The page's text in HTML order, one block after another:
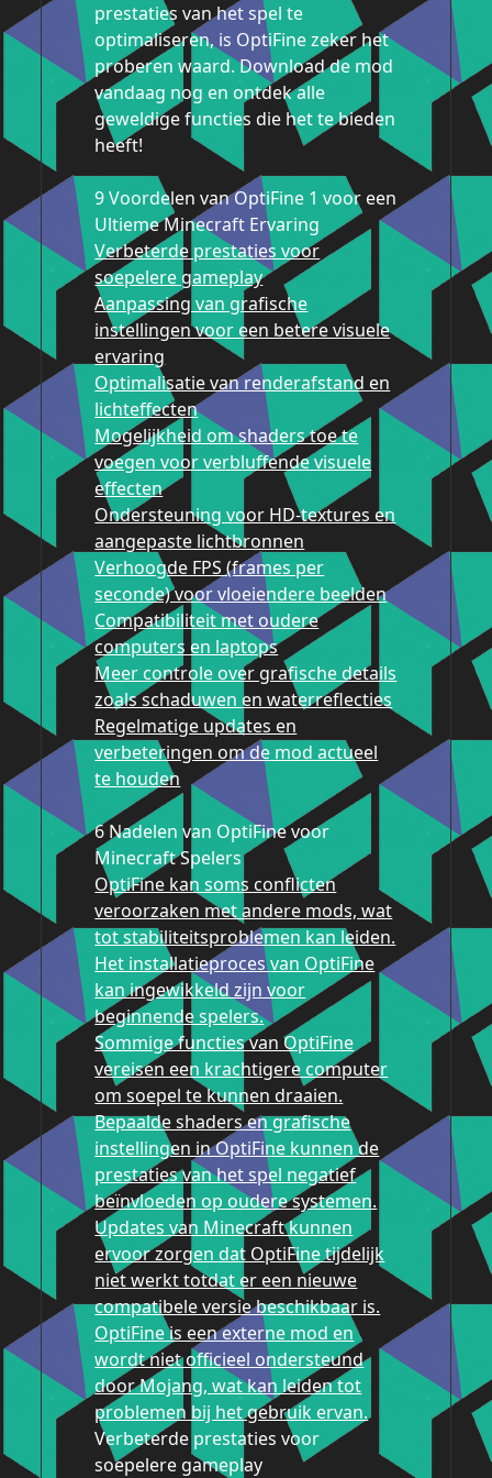
prestaties van het spel te
optimaliseren, is OptiFine zeker het
proberen waard. Download de mod
vandaag nog en ontdek alle
geweldige functies die het te bieden
heeft!
9 Voordelen van OptiFine 1 voor een
Ultieme Minecraft Ervaring
Verbeterde prestaties voor
soepelere gameplay
Aanpassing van grafische
instellingen voor een betere visuele
ervaring
Optimalisatie van renderafstand en
lichteffecten
Mogelijkheid om shaders toe te
voegen voor verbluffende visuele
effecten
Ondersteuning voor HD-textures en
aangepaste lichtbronnen
Verhoogde FPS (frames per
seconde) voor vloeiendere beelden
Compatibiliteit met oudere
computers en laptops
Meer controle over grafische details
zoals schaduwen en waterreflecties
Regelmatige updates en
verbeteringen om de mod actueel
te houden
6 Nadelen van OptiFine voor
Minecraft Spelers
OptiFine kan soms conflicten
veroorzaken met andere mods, wat
tot stabiliteitsproblemen kan leiden.
Het installatieproces van OptiFine
kan ingewikkeld zijn voor
beginnende spelers.
Sommige functies van OptiFine
vereisen een krachtigere computer
om soepel te kunnen draaien.
Bepaalde shaders en grafische
instellingen in OptiFine kunnen de
prestaties van het spel negatief
beïnvloeden op oudere systemen.
Updates van Minecraft kunnen
ervoor zorgen dat OptiFine tijdelijk
niet werkt totdat er een nieuwe
compatibele versie beschikbaar is.
OptiFine is een externe mod en
wordt niet officieel ondersteund
door Mojang, wat kan leiden tot
problemen bij het gebruik ervan.
Verbeterde prestaties voor
soepelere gameplay